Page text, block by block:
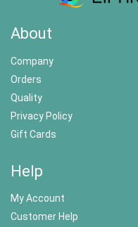
About
Company
Orders
Quality
Privacy Policy
Gift Cards
Help
My Account
Customer Help